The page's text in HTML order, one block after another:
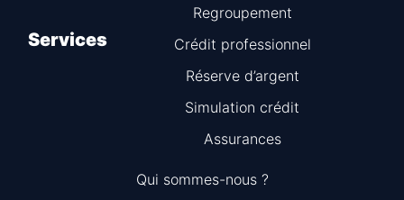
Services
Regroupement
Crédit professionnel
Réserve d’argent
Simulation crédit
Assurances
Qui sommes-nous ?